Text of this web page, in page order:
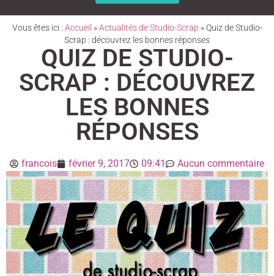
Vous êtes ici : Accueil »Actualités de Studio-Scrap »Quiz de Studio-
Scrap : découvrez les bonnes réponses
QUIZ DE STUDIO-
SCRAP : DÉCOUVREZ
LES BONNES
RÉPONSES
francois février 9, 2017 09:41 Aucun commentaire